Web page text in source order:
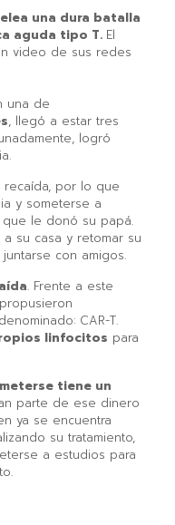
una dura batalla
aguda tipo T. El
video de sus redes
una de
, llegó a estar tres
logró
por lo que
y someterse a
que le donó su papá.
su casa y retomar su
con amigos.
. Frente a este
denominado: CAR-T.
linfocitos para
tiene un
parte de ese dinero
ya se encuentra
su tratamiento,
a estudios para